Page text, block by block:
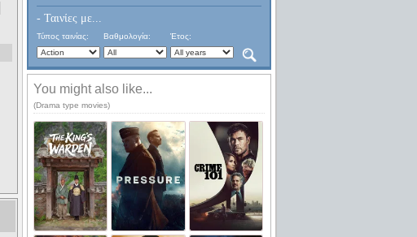
- Ταινίες με...
Τύπος ταινίας: Βαθμολογία: Έτος:
You might also like...
(Drama type movies)